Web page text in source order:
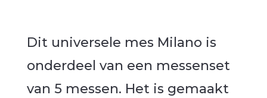
Dit universele mes Milano is
onderdeel van een messenset
van 5 messen. Het is gemaakt